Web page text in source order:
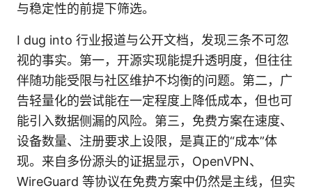
与稳定性的前提下筛选。
I dug into 行业报道与公开文档，发现三条不可忽
视的事实。第一，开源实现能提升透明度，但往往
伴随功能受限与社区维护不均衡的问题。第二，广
告轻量化的尝试能在一定程度上降低成本，但也可
能引入数据侧漏的风险。第三，免费方案在速度、
设备数量、注册要求上设限，是真正的“成本”体
现。来自多份源头的证据显示，OpenVPN、
WireGuard 等协议在免费方案中仍然是主线，但实